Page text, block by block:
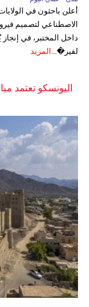
أعلن باحثون في
الاصطناعي لتصميم
داخل المختبر، في
لفير�... المزيد
اليونسكو تعتمد